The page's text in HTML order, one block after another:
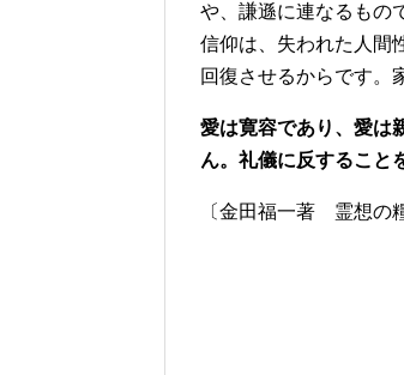
や、謙遜に連なるもの
信仰は、失われた人間
回復させるからです。
愛は寛容であり、愛は
ん。礼儀に反すること
〔金田福一著 霊想の